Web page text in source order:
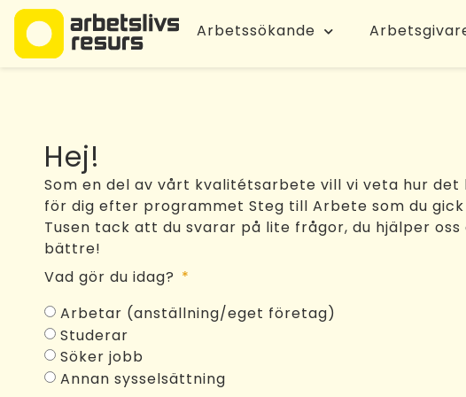
content
Arbetssökande
Hej!
Som en del av vårt kvalitétsarbete vill vi veta hur det
för dig efter programmet Steg till Arbete som du gick
Tusen tack att du svarar på lite frågor, du hjälper
bättre!
Vad gör du idag?
Arbetar (anställning/eget företag)
Studerar
Söker jobb
Annan sysselsättning